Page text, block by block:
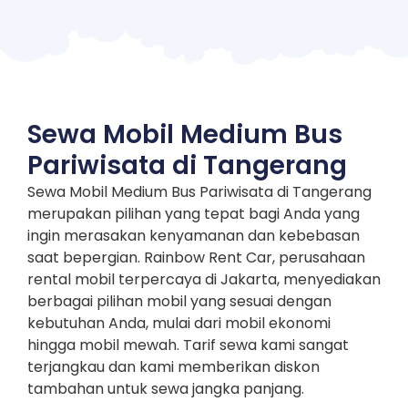
Sewa Mobil Medium Bus
Pariwisata di Tangerang
Sewa Mobil Medium Bus Pariwisata di Tangerang
merupakan pilihan yang tepat bagi Anda yang
ingin merasakan kenyamanan dan kebebasan
saat bepergian. Rainbow Rent Car, perusahaan
rental mobil terpercaya di Jakarta, menyediakan
berbagai pilihan mobil yang sesuai dengan
kebutuhan Anda, mulai dari mobil ekonomi
hingga mobil mewah. Tarif sewa kami sangat
terjangkau dan kami memberikan diskon
tambahan untuk sewa jangka panjang.